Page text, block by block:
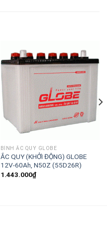
BÌNH ẮC QUY GLOBE
ẮC QUY (KHỞI ĐỘNG) GLOBE
12V-60Ah, N50Z (55D26R)
1.443.000₫